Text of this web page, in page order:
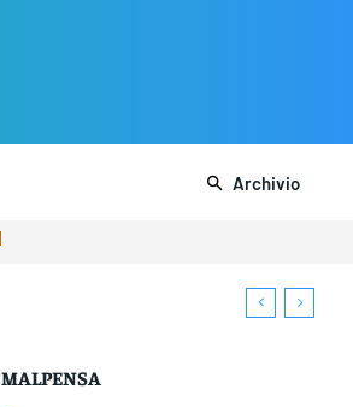
Archivio
MALPENSA